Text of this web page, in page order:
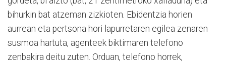
bihurkin bat atzeman zizkioten. Ebidentzia horien
aurrean eta pertsona hori lapurretaren egilea zenaren
susmoa hartuta, agenteek biktimaren telefono
zenbakira deitu zuten. Orduan, telefono horrek,